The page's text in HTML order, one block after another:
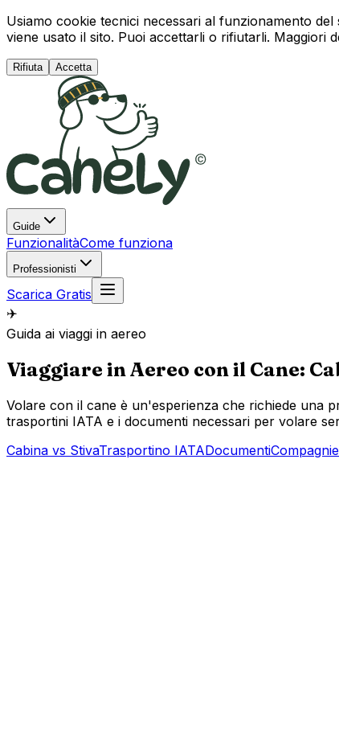
Usiamo cookie tecnici necessari al funzionamento
viene usato il sito. Puoi accettarli o rifiutarli. Maggiori
Rifiuta Accetta
Guide
FunzionalitàCome funziona
Professionisti
Scarica Gratis
✈️
Guida ai viaggi in aereo
Viaggiare in Aereo con il Cane:
Volare con il cane è un'esperienza che richiede una
trasportini IATA e i documenti necessari per volare
Cabina vs StivaTrasportino IATADocumentiCompagnie